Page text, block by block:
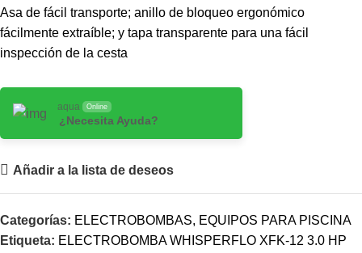
Asa de fácil transporte; anillo de bloqueo ergonómico
fácilmente extraíble; y tapa transparente para una fácil
inspección de la cesta
aqua Online
¿Necesita Ayuda?
Añadir a la lista de deseos
Categorías: ELECTROBOMBAS, EQUIPOS PARA PISCINA
Etiqueta: ELECTROBOMBA WHISPERFLO XFK-12 3.0 HP